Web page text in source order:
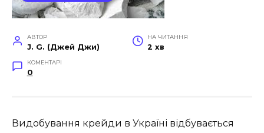
АВТОР
J. G. (Джей Джи)
НА ЧИТАННЯ
2 хв
КОМЕНТАРІ
0
Видобування крейди в Україні відбувається